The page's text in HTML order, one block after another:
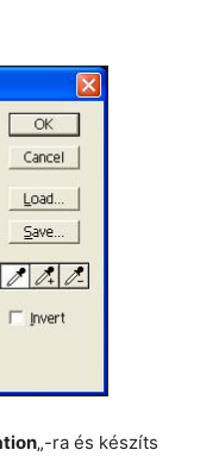
„-ra és készíts